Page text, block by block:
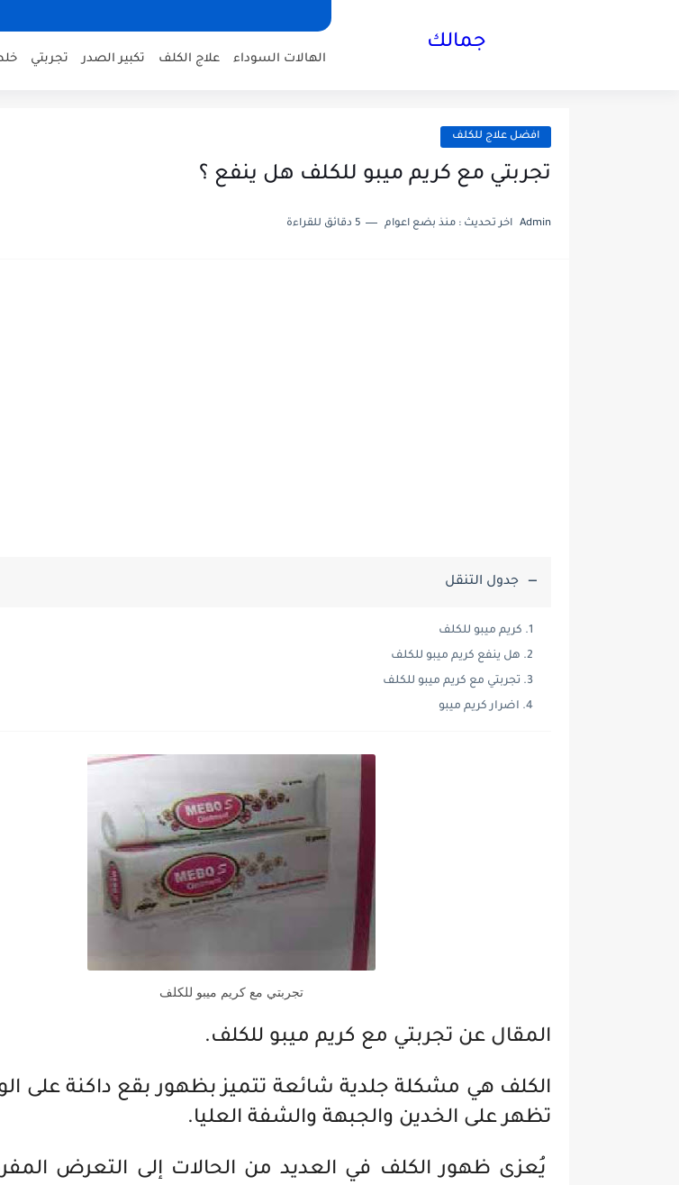
جمالك
الهالات السوداء علاج الكلف تكبير الصدر تجربتي
افضل علاج للكلف
تجربتي مع كريم ميبو للكلف هل ينفع ؟
Admin اخر تحديث : منذ بضع اعوام 5 دقائق للقراءة
جدول التنقل
كريم ميبو للكلف
هل ينفع كريم ميبو للكلف
تجربتي مع كريم ميبو للكلف
اضرار كريم ميبو
تجربتي مع كريم ميبو للكلف
المقال عن تجربتي مع كريم ميبو للكلف.
الكلف هي مشكلة جلدية شائعة تتميز بظهور بقع داكنة على
تظهر على الخدين والجبهة والشفة العليا.
يُعزى ظهور الكلف في العديد من الحالات إلى التعرض